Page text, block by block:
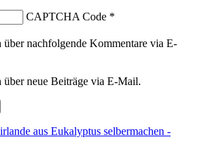
CAPTCHA Code *
nachfolgende Kommentare via E-
neue Beiträge via E-Mail.
aus Eukalyptus selbermachen -